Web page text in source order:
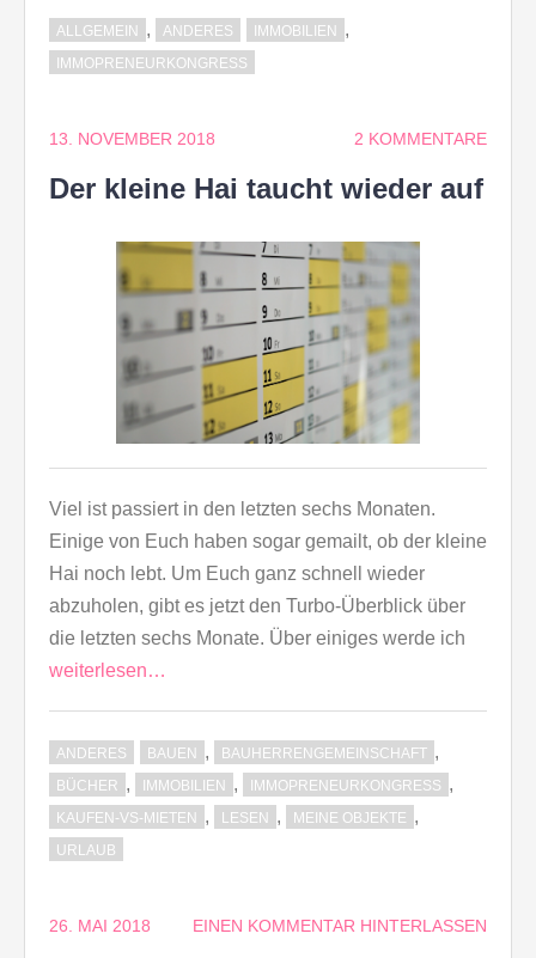
ALLGEMEIN , ANDERES IMMOBILIEN ,
IMMOPRENEURKONGRESS
13. NOVEMBER 2018 2 KOMMENTARE
Der kleine Hai taucht wieder auf
Viel ist passiert in den letzten sechs Monaten.
Einige von Euch haben sogar gemailt, ob der kleine
Hai noch lebt. Um Euch ganz schnell wieder
abzuholen, gibt es jetzt den Turbo-Überblick über
die letzten sechs Monate. Über einiges werde ich
weiterlesen…
ANDERES BAUEN , BAUHERRENGEMEINSCHAFT ,
BÜCHER , IMMOBILIEN , IMMOPRENEURKONGRESS ,
KAUFEN-VS-MIETEN , LESEN , MEINE OBJEKTE ,
URLAUB
26. MAI 2018 EINEN KOMMENTAR HINTERLASSEN